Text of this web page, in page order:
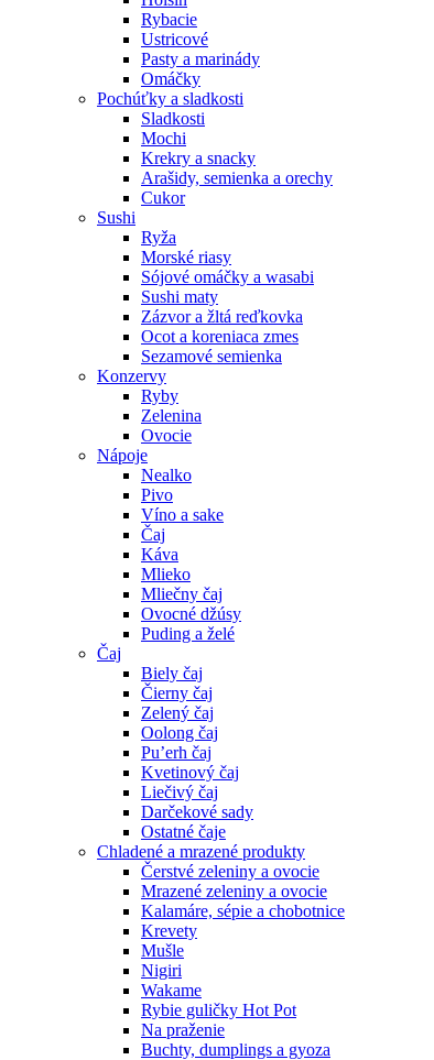
Rybacie
Ustricové
Pasty a marinády
Omáčky
Pochúťky a sladkosti
Sladkosti
Mochi
Krekry a snacky
Arašidy, semienka a orechy
Cukor
Sushi
Ryža
Morské riasy
Sójové omáčky a wasabi
Sushi maty
Zázvor a žltá reďkovka
Ocot a koreniaca zmes
Sezamové semienka
Konzervy
Ryby
Zelenina
Ovocie
Nápoje
Nealko
Pivo
Víno a sake
Čaj
Káva
Mlieko
Mliečny čaj
Ovocné džúsy
Puding a želé
Čaj
Biely čaj
Čierny čaj
Zelený čaj
Oolong čaj
Pu’erh čaj
Kvetinový čaj
Liečivý čaj
Darčekové sady
Ostatné čaje
Chladené a mrazené produkty
Čerstvé zeleniny a ovocie
Mrazené zeleniny a ovocie
Kalamáre, sépie a chobotnice
Krevety
Mušle
Nigiri
Wakame
Rybie guličky Hot Pot
Na praženie
Buchty, dumplings a gyoza